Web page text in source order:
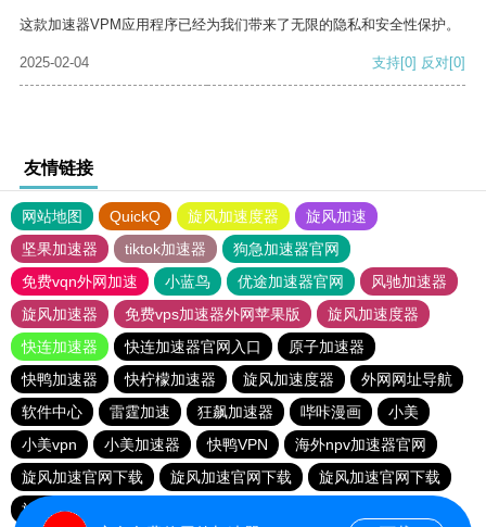
这款加速器VPM应用程序已经为我们带来了无限的隐私和安全性保护。
2025-02-04 支持[0] 反对[0]
友情链接
网站地图 QuickQ 旋风加速度器
旋风加速
坚果加速器
tiktok加速器
狗急加速器官网
免费vqn外网加速
小蓝鸟 优途加速器官网
风驰加速器
旋风加速器
免费vps加速器外网苹果版
旋风加速度器
快连加速器
快连加速器官网入口
原子加速器
快鸭加速器
快柠檬加速器 旋风加速度器
外网网址导航
软件中心
雷霆加速 狂飙加速器 哔咔漫画
小美
小美vpn
小美加速器 快鸭VPN
海外npv加速器官网
旋风加速官网下载
旋风加速官网下载
旋风加速官网下载
旋风加速官网下载